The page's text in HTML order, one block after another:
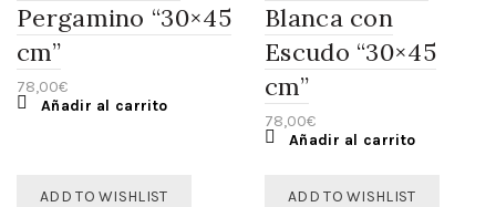
Pergamino “30×45
cm”
78,00€
Añadir al carrito
Blanca con
Escudo “30×45
cm”
78,00€
Añadir al carrito
ADD TO WISHLIST ADD TO WISHLIST